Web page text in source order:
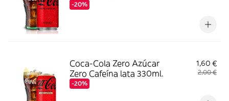
-20%
Coca-Cola Zero Azúcar
Zero Cafeína lata 330ml.
-20%
1,60 €
2,00 €